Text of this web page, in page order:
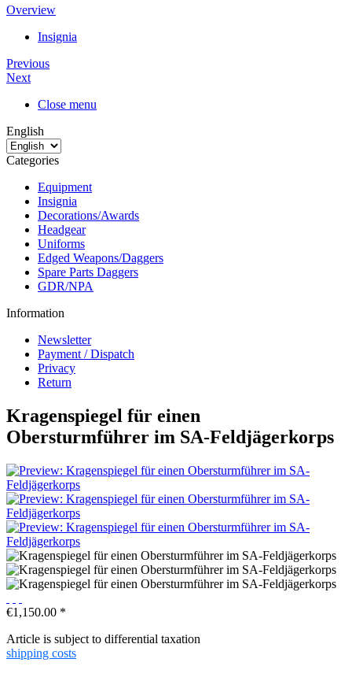
Overview
Insignia
Previous
Next
Close menu
English
Categories
Equipment
Insignia
Decorations/Awards
Headgear
Uniforms
Edged Weapons/Daggers
Spare Parts Daggers
GDR/NPA
Information
Newsletter
Payment / Dispatch
Privacy
Return
Kragenspiegel für einen
Obersturmführer im SA-Feldjägerkorps
€1,150.00 *
Article is subject to differential taxation
shipping costs